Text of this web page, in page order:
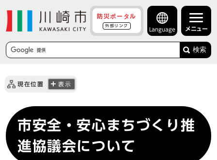
防災ポータル
外部リンク
Language メニュー
検索
現在位置 表示
市安全・安心まちづくり推
進協議会について